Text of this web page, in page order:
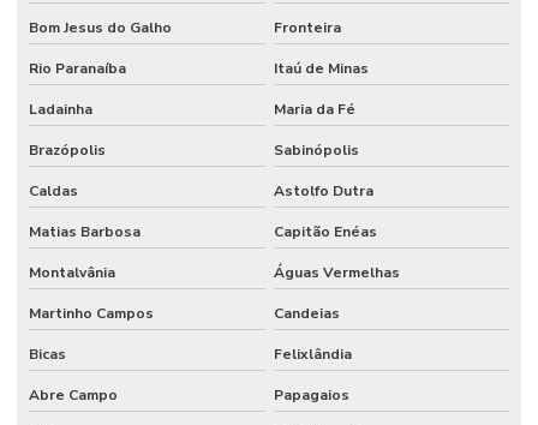
Bom Jesus do Galho Fronteira
Rio Paranaíba Itaú de Minas
Ladainha Maria da Fé
Brazópolis Sabinópolis
Caldas Astolfo Dutra
Matias Barbosa Capitão Enéas
Montalvânia Águas Vermelhas
Martinho Campos Candeias
Bicas Felixlândia
Abre Campo Papagaios